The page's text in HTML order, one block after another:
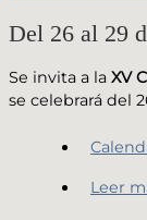
Del 26 al 29
Se invita a la XV
se celebrará del
Leer